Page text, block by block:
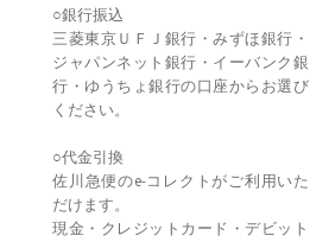
○銀行振込
三菱東京ＵＦＪ銀行・みずほ銀行・
ジャパンネット銀行・イーバンク銀
行・ゆうちょ銀行の口座からお選び
ください。
○代金引換
佐川急便のe-コレクトがご利用いた
だけます。
現金・クレジットカード・デビット